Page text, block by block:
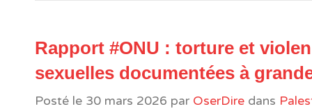
Rapport #ONU : torture et
sexuelles documentées à
Posté le 30 mars 2026 par OserDire dans